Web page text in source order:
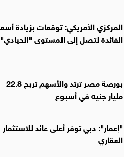
المركزي الأمريكي: توقعات بزيادة
الفائدة لتصل إلى المستوى "الحيادي"
بورصة مصر ترتد والأسهم تربح 22.8
مليار جنيه في أسبوع
"إعمار": دبي توفر أعلى عائد للاستثمار
العقاري